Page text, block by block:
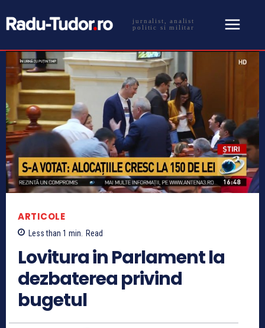
jurnalist, analist
politic si militar
ARTICOLE
Less than 1 min. Read
Lovitura in Parlament la
dezbaterea privind
bugetul